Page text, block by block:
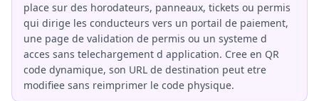
place sur des horodateurs, panneaux, tickets ou permis
qui dirige les conducteurs vers un portail de paiement,
une page de validation de permis ou un systeme d
acces sans telechargement d application. Cree en QR
code dynamique, son URL de destination peut etre
modifiee sans reimprimer le code physique.